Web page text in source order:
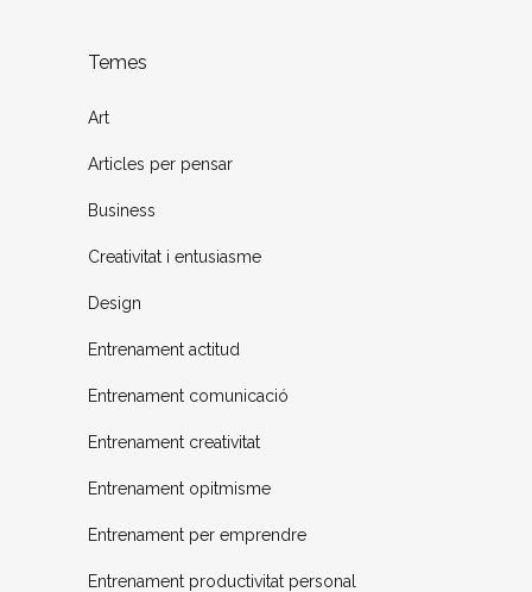
Temes
Art
Articles per pensar
Business
Creativitat i entusiasme
Design
Entrenament actitud
Entrenament comunicació
Entrenament creativitat
Entrenament opitmisme
Entrenament per emprendre
Entrenament productivitat personal